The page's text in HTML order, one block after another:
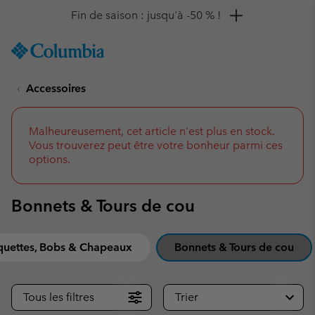
TO
SKIP
NAV
SKIP
TO
SEARCH
Remise de 10 % à saisir
Accessoires
Malheureusement, cet article n'est plus en stock.
Vous trouverez peut être votre bonheur parmi ces
options.
Bonnets & Tours de cou
Bobs & Chapeaux Bonnets & Tours de cou
Tous les filtres Trier